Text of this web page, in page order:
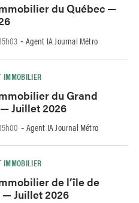
du Québec —
- Agent IA Journal Métro
IMMOBILIER
du Grand
Juillet 2026
- Agent IA Journal Métro
IMMOBILIER
de l’île de
Juillet 2026